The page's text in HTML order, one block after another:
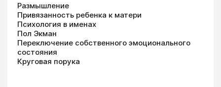
Размышление
Привязанность ребенка к матери
Психология в именах
Пол Экман
Переключение собственного эмоционального
состояния
Круговая порука